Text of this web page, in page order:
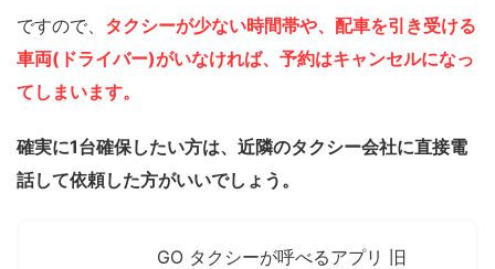
ですので、 タクシーが少ない時間帯や、配車を引き受ける
車両(ドライバー)がいなければ、予約はキャンセルになっ
てしまいます。
確実に1台確保したい方は、近隣のタクシー会社に直接電
話して依頼した方がいいでしょう。
GO タクシーが呼べるアプリ 旧